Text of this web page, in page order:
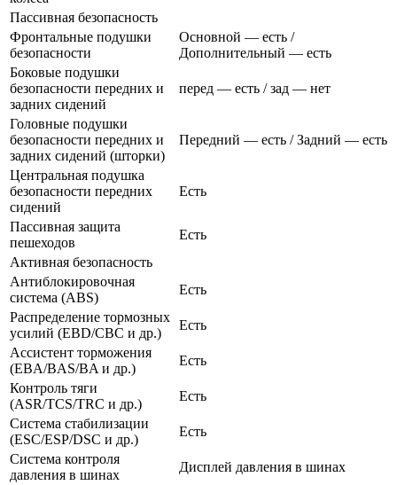
Пассивная безопасность
Фронтальные подушки
безопасности
Основной — есть /
Дополнительный — есть
Боковые подушки
безопасности передних и
задних сидений
перед — есть / зад — нет
Головные подушки
безопасности передних и
задних сидений (шторки)
Передний — есть / Задний — есть
Центральная подушка
безопасности передних
сидений
Есть
Пассивная защита
пешеходов
Есть
Активная безопасность
Антиблокировочная
система (ABS)
Есть
Распределение тормозных
усилий (EBD/CBC и др.)
Есть
Ассистент торможения
(EBA/BAS/BA и др.)
Есть
Контроль тяги
(ASR/TCS/TRC и др.)
Есть
Система стабилизации
(ESC/ESP/DSC и др.)
Есть
Система контроля
давления в шинах
Дисплей давления в шинах